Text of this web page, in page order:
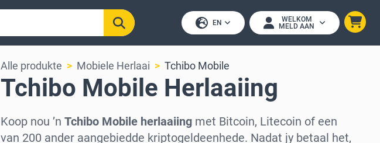
EN
WELKOM
MELD AAN
Alle produkte Mobiele Herlaai Tchibo Mobile
Tchibo Mobile Herlaaiing
Koop nou ’n Tchibo Mobile herlaaiing met Bitcoin, Litecoin of een
van 200 ander aangebiedde kriptogeldeenhede. Nadat jy betaal het,